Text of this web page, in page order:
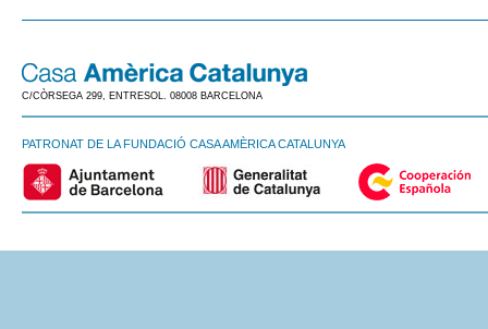
C/CÒRSEGA 299, ENTRESOL. 08008 BARCELONA
PATRONAT DE LA FUNDACIÓ CASA AMÈRICA CATALUNYA